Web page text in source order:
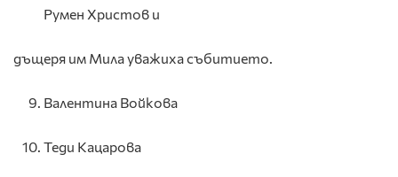
Румен Христов и
дъщеря им Мила уважиха събитието.
Валентина Войкова
Теди Кацарова